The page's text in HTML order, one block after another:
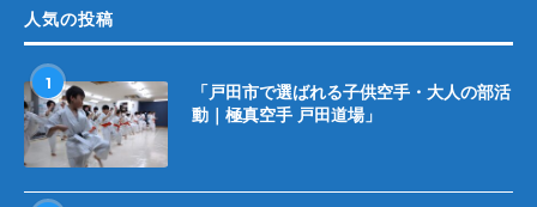
人気の投稿
1
「戸田市で選ばれる子供空手・大人の部活
動｜極真空手 戸田道場」